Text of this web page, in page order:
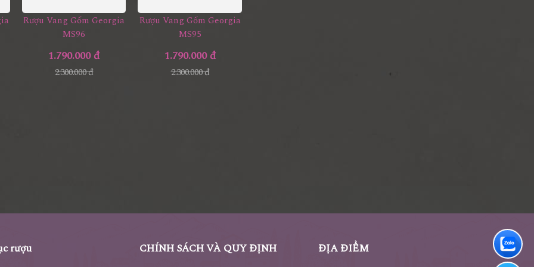
Rượu Vang Gốm Georgia
MS96
1.790.000 đ
2.300.000 đ
Rượu Vang Gốm Georgia
MS95
1.790.000 đ
2.300.000 đ
rượu CHÍNH SÁCH VÀ QUY ĐỊNH ĐỊA ĐIỂM